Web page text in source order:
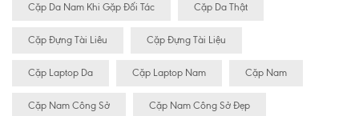
Cặp Da Nam Khi Gặp Đối Tác Cặp Da Thật
Cặp Đựng Tài Liêu Cặp Đựng Tài Liệu
Cặp Laptop Da Cặp Laptop Nam Cặp Nam
Cặp Nam Công Sở Cặp Nam Công Sở Đẹp